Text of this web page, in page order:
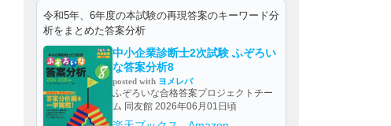
令和5年、6年度の本試験の再現答案のキーワード分
析をまとめた答案分析
中小企業診断士2次試験 ふぞろい
な答案分析8
posted with ヨメレバ
ふぞろいな合格答案プロジェクトチー
ム 同友館 2026年06月01日頃